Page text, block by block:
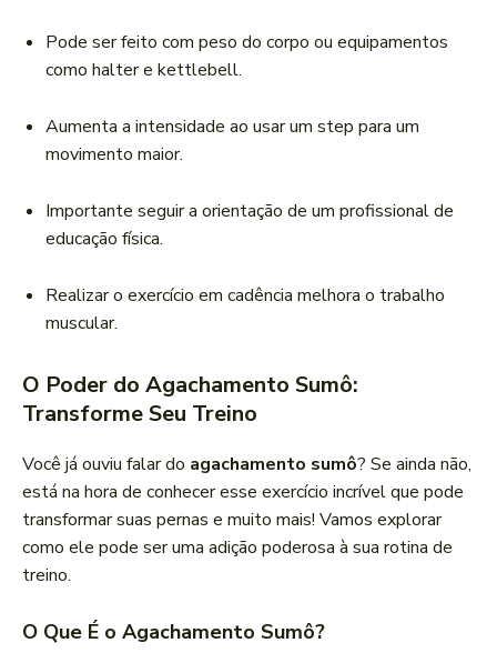
Pode ser feito com peso do corpo ou equipamentos
como halter e kettlebell.
Aumenta a intensidade ao usar um step para um
movimento maior.
Importante seguir a orientação de um profissional de
educação física.
Realizar o exercício em cadência melhora o trabalho
muscular.
O Poder do Agachamento Sumô:
Transforme Seu Treino
Você já ouviu falar do agachamento sumô? Se ainda não,
está na hora de conhecer esse exercício incrível que pode
transformar suas pernas e muito mais! Vamos explorar
como ele pode ser uma adição poderosa à sua rotina de
treino.
O Que É o Agachamento Sumô?